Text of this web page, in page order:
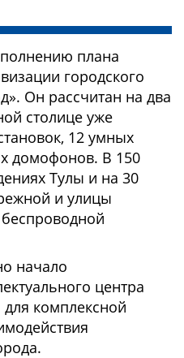
плана
городского
Он рассчитан на два
столице уже
12 умных
домофонов. В 150
Тулы и на 30
и улицы
беспроводной
начало
центра
для комплексной